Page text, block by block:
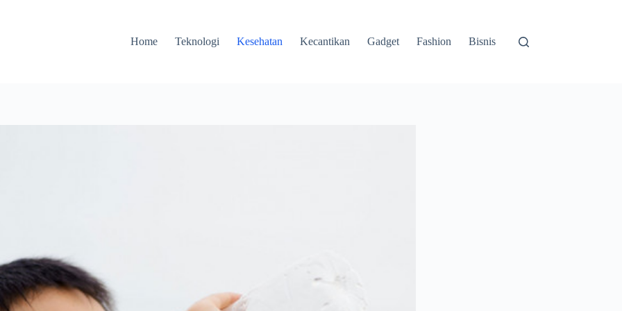
Home
Teknologi Kesehatan Kecantikan Gadget Fashion Bisnis